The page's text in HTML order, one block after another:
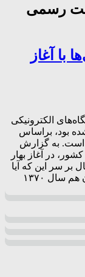
رسمی
آغاز
الکترونیکی
شده بود، براساس
است. به گزارش
در آغاز بهار
بر سر این که آیا
ساعت باید تغییر کند یا نه بحث می‌کنند. در ایران هم سال ۱۳۷۰